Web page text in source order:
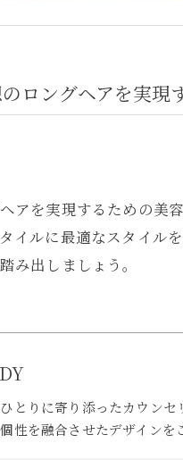
ロングヘアを実現
アを実現するための美
イルに最適なスタイル
み出しましょう。
とりに寄り添ったカウン
性を融合させたデザインを